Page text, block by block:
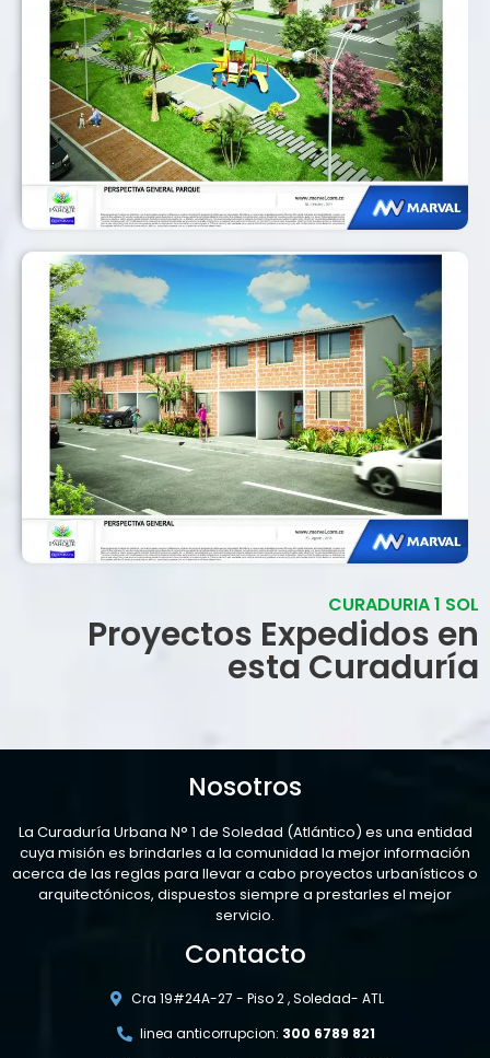
CURADURIA 1 SOL
Proyectos Expedidos en
esta Curaduría
Nosotros
La Curaduría Urbana N° 1 de Soledad (Atlántico) es una entidad
cuya misión es brindarles a la comunidad la mejor información
acerca de las reglas para llevar a cabo proyectos urbanísticos o
arquitectónicos, dispuestos siempre a prestarles el mejor
servicio.
Contacto
Cra 19#24A-27 - Piso 2 , Soledad- ATL
linea anticorrupcion: 300 6789 821